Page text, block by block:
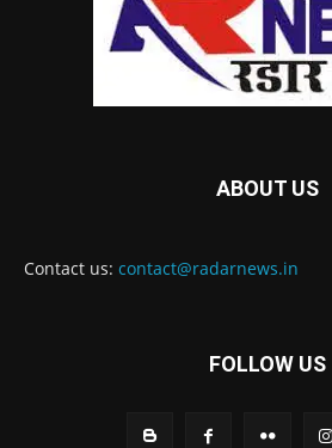
ABOUT US
Contact us: contact@radarnews.in
FOLLOW US